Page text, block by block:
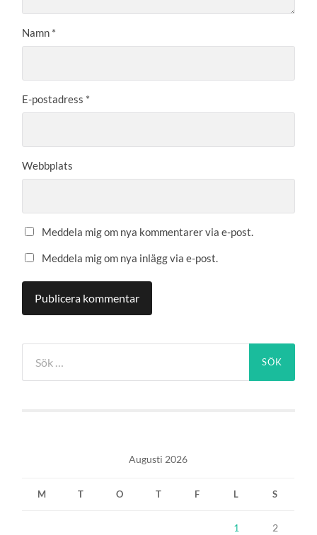
Namn *
E-postadress *
Webbplats
Meddela mig om nya kommentarer via e-post.
Meddela mig om nya inlägg via e-post.
efter:
Augusti 2026
M T O T F L S
1 2